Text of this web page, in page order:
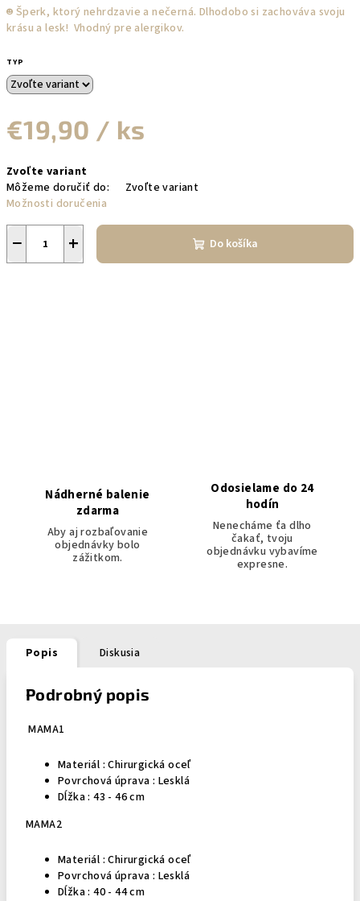
☻︎ Šperk, ktorý nehrdzavie a nečerná. Dlhodobo si zachováva svoju
krásu a lesk! Vhodný pre alergikov.
TYP
€19,90 / ks
cena:
Zvoľte variant
Môžeme doručiť do:
Zvoľte variant
Možnosti doručenia
+
− Do košíka
Nádherné balenie
zdarma
Aby aj rozbaľovanie
objednávky bolo
zážitkom.
Odosielame do 24
hodín
Nenecháme ťa dlho
čakať, tvoju
objednávku vybavíme
expresne.
Popis Diskusia
Podrobný popis
MAMA1
Materiál :Chirurgická oceľ
Povrchová úprava : Lesklá
Dĺžka : 43 - 46 cm
MAMA2
Materiál :Chirurgická oceľ
Povrchová úprava : Lesklá
Dĺžka : 40 - 44 cm